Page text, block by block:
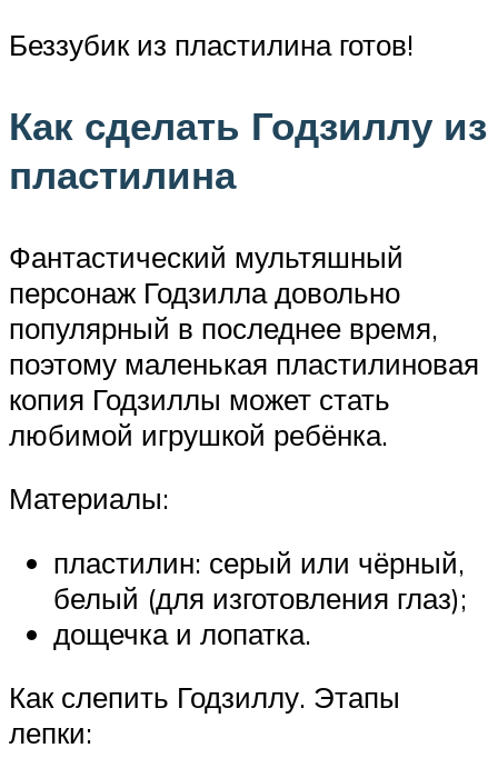
Беззубик из пластилина готов!
Как сделать Годзиллу из
пластилина
Фантастический мультяшный
персонаж Годзилла довольно
популярный в последнее время,
поэтому маленькая пластилиновая
копия Годзиллы может стать
любимой игрушкой ребёнка.
Материалы:
пластилин: серый или чёрный,
белый (для изготовления глаз);
дощечка и лопатка.
Как слепить Годзиллу. Этапы
лепки: